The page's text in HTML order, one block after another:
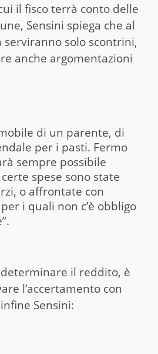
il fisco terrà conto delle
Sensini spiega che al
solo scontrini,
anche argomentazioni
di un parente, di
per i pasti. Fermo
sempre possibile
spese sono state
o affrontate con
i quali non c’è obbligo
il reddito, è
l’accertamento con
Sensini: